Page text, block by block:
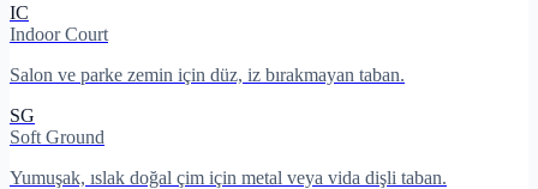
IC
Indoor Court
Salon ve parke zemin için düz, iz bırakmayan taban.
SG
Soft Ground
Yumuşak, ıslak doğal çim için metal veya vida dişli taban.